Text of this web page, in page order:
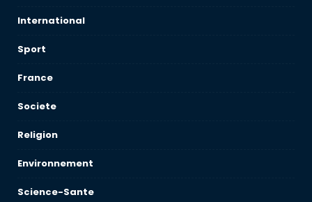
International
Sport
France
Societe
Religion
Environnement
Science-Sante